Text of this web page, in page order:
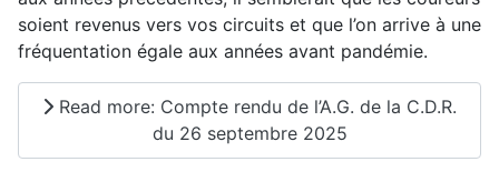
soient revenus vers vos circuits et que l’on arrive à une
fréquentation égale aux années avant pandémie.
Read more: Compte rendu de l’A.G. de la C.D.R.
du 26 septembre 2025